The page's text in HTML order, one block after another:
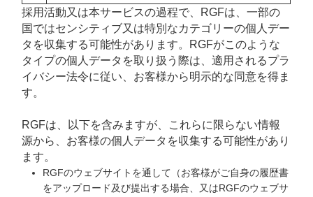
採用活動又は本サービスの過程で、RGFは、一部の
国ではセンシティブ又は特別なカテゴリーの個人デー
タを収集する可能性があります。RGFがこのような
タイプの個人データを取り扱う際は、適用されるプラ
イバシー法令に従い、お客様から明示的な同意を得ま
す。
RGFは、以下を含みますが、これらに限らない情報
源から、お客様の個人データを収集する可能性があり
ます。
RGFのウェブサイトを通して（お客様がご自身の履歴書
をアップロード及び提出する場合、又はRGFのウェブサ